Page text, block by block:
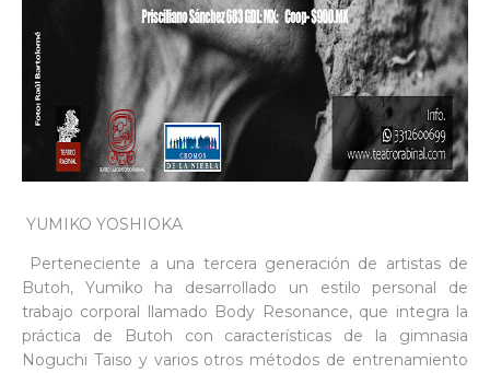
YUMIKO YOSHIOKA
Perteneciente a una tercera generación de artistas de
Butoh, Yumiko ha desarrollado un estilo personal de
trabajo corporal llamado Body Resonance, que integra la
práctica de Butoh con características de la gimnasia
Noguchi Taiso y varios otros métodos de entrenamiento